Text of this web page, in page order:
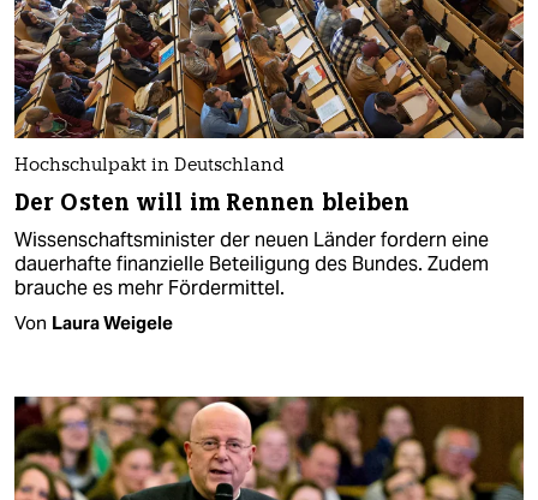
Hochschulpakt in Deutschland
Der Osten will im Rennen bleiben
Wissenschaftsminister der neuen Länder fordern eine
dauerhafte finanzielle Beteiligung des Bundes. Zudem
brauche es mehr Fördermittel.
Von Laura Weigele